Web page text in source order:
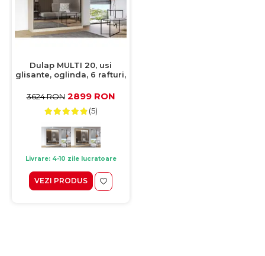
Dulap MULTI 20, usi
glisante, oglinda, 6 rafturi,
183x61x218 cm
3624 RON 2899 RON
(5)
Livrare: 4-10 zile lucratoare
VEZI PRODUS